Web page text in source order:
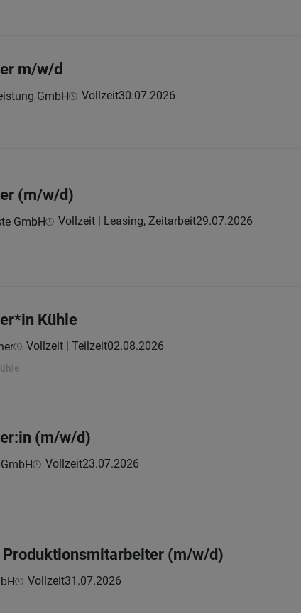
m/w/d
GmbH Vollzeit30.07.2026
(m/w/d)
GmbH Vollzeit | Leasing, Zeitarbeit29.07.2026
Kühle
Vollzeit | Teilzeit02.08.2026
(m/w/d)
Vollzeit23.07.2026
(m/w/d)
Vollzeit31.07.2026